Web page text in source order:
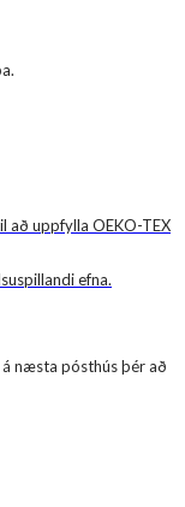
að uppfylla OEKO-TEX
efna.
næsta pósthús þér að